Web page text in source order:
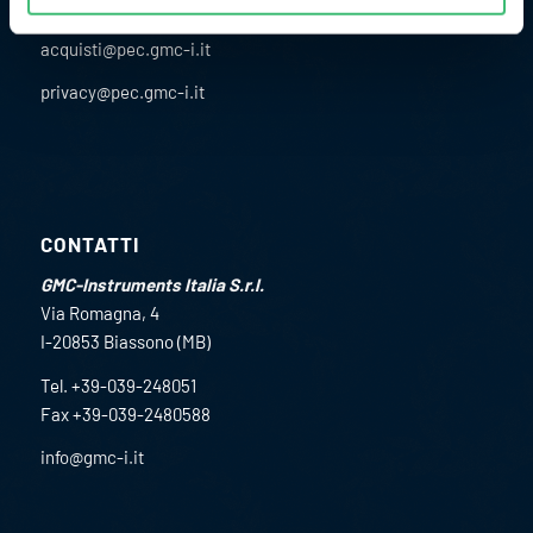
CONTATTACI:
acquisti@pec.gmc-i.it
privacy@pec.gmc-i.it
CONTATTI
GMC-Instruments Italia S.r.l.
Via Romagna, 4
I-20853 Biassono (MB)
Tel. +39-039-248051
Fax +39-039-2480588
info@gmc-i.it